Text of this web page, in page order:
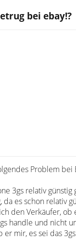
bei ebay!?
Problem bei
3gs relativ günstig
da es schon relativ
den Verkäufer, ob
handle und nicht
er mir, es sei das